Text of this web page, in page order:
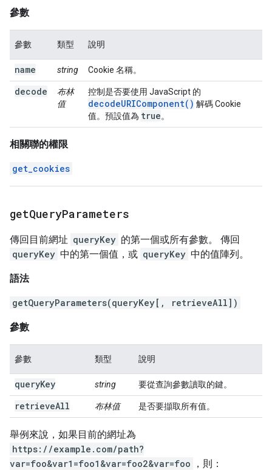
參數
參數 類型 說明
name string Cookie 名稱。
decode
布林
值
控制是否要使用 JavaScript 的
decodeURIComponent() 解碼 Cookie
值。預設值為 true。
相關聯的權限
get_cookies
getQueryParameters
傳回目前網址 queryKey 的第一個或所有參數。 傳回
queryKey 中的第一個值，或 queryKey 中的值陣列。
語法
getQueryParameters(queryKey[, retrieveAll])
參數
參數 類型 說明
queryKey string 要從查詢參數讀取的鍵。
retrieveAll 布林值 是否要擷取所有值。
舉例來說，如果目前的網址為
https://example.com/path?
var=foo&var1=foo1&var=foo2&var=foo
，則：